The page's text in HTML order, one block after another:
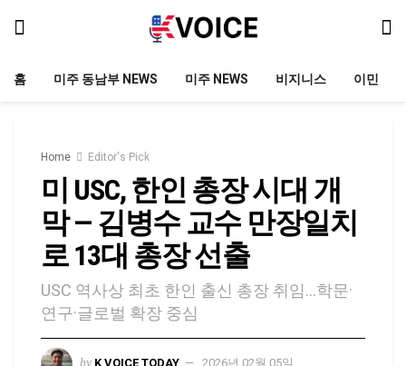
홈 미주 동남부 NEWS 미주 NEWS 비지니스 이민
Home Editor's Pick
미 USC, 한인 총장 시대 개
막 — 김병수 교수 만장일치
로 13대 총장 선출
USC 역사상 최초 한인 출신 총장 취임…학문·
연구·글로벌 확장 중심
by K VOICE TODAY 2026년 02월 05일